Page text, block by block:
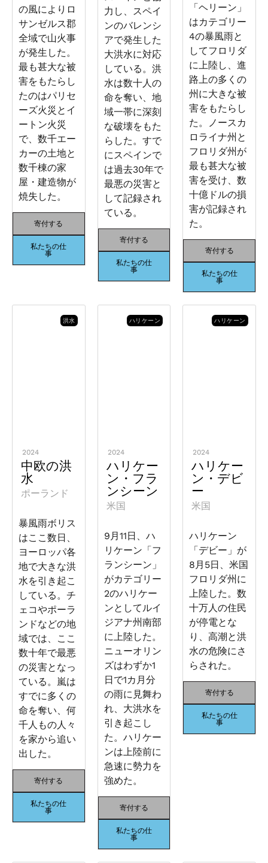
の風によりロ
サンゼルス郡
全域で山火事
が発生した。
最も甚大な被
害をもたらし
たのはパリセ
ーズ火災とイ
ートン火災
で、数千エー
カーの土地と
数千棟の家
屋・建造物が
焼失した。
寄付する
私たちの仕
事
力し、スペイ
ンのバレンシ
アで発生した
大洪水に対応
している。洪
水は数十人の
命を奪い、地
域一帯に深刻
な破壊をもた
らした。すで
にスペインで
は過去30年で
最悪の災害と
して記録され
ている。
寄付する
私たちの仕
事
「ヘリーン」
はカテゴリー
4の暴風雨と
してフロリダ
に上陸し、進
路上の多くの
州に大きな被
害をもたらし
た。ノースカ
ロライナ州と
フロリダ州が
最も甚大な被
害を受け、数
十億ドルの損
害が記録され
た。
寄付する
私たちの仕
事
洪水
2024
中欧の洪
水
ポーランド
暴風雨ボリス
はここ数日、
ヨーロッパ各
地で大きな洪
水を引き起こ
している。チ
ェコやポーラ
ンドなどの地
域では、ここ
数十年で最悪
の災害となっ
ている。嵐は
すでに多くの
命を奪い、何
千人もの人々
を家から追い
出した。
寄付する
私たちの仕
事
ハリケーン
2024
ハリケー
ン・フラ
ンシーン
米国
9月11日、ハ
リケーン「フ
ランシーン」
がカテゴリー
2のハリケー
ンとしてルイ
ジアナ州南部
に上陸した。
ニューオリン
ズはわずか1
日で1カ月分
の雨に見舞わ
れ、大洪水を
引き起こし
た。ハリケー
ンは上陸前に
急速に勢力を
強めた。
寄付する
私たちの仕
事
ハリケーン
2024
ハリケー
ン・デビ
ー
米国
ハリケーン
「デビー」が
8月5日、米国
フロリダ州に
上陸した。数
十万人の住民
が停電とな
り、高潮と洪
水の危険にさ
らされた。
寄付する
私たちの仕
事